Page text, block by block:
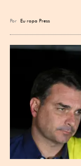
Por Eu ropa Press